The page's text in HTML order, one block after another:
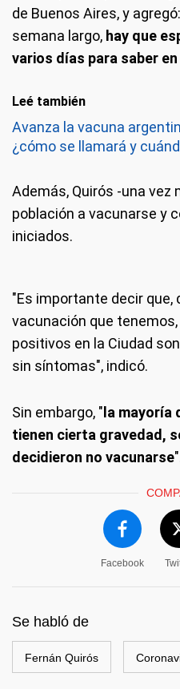
de Buenos Aires, y
semana largo, hay que
varios días para saber
Leé también
Avanza la vacuna
¿cómo se llamará y
Además, Quirós -una vez
población a vacunarse y
iniciados.
"Es importante decir que,
vacunación que
positivos en la Ciudad
sin síntomas", indicó.
Sin embargo, "la mayoría
tienen cierta gravedad,
decidieron no vacunarse
Facebook
Se habló de
Fernán Quirós